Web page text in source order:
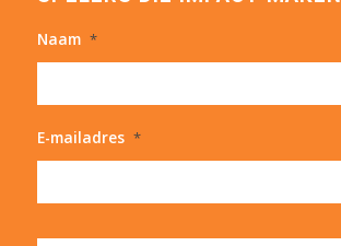
Naam *
E-mailadres *